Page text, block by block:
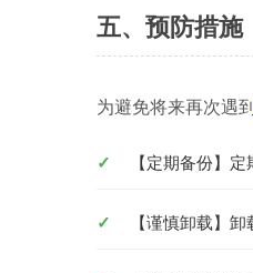
五、预防措施
为避免将来再次遇到
【定期备份】
【谨慎卸载】